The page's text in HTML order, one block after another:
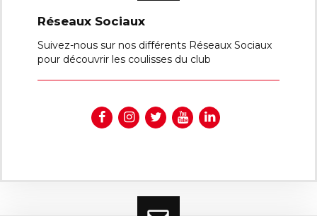
Réseaux Sociaux
Suivez-nous sur nos différents Réseaux Sociaux
pour découvrir les coulisses du club